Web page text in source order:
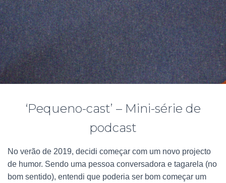
‘Pequeno-cast’ – Mini-série de
podcast
No verão de 2019, decidi começar com um novo projecto
de humor. Sendo uma pessoa conversadora e tagarela (no
bom sentido), entendi que poderia ser bom começar um